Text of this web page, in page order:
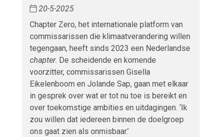
20-5-2025
Chapter Zero, het internationale platform van
commissarissen die klimaatverandering willen
tegengaan, heeft sinds 2023 een Nederlandse
chapter. De scheidende en komende
voorzitter, commissarissen Gisella
Eikelenboom en Jolande Sap, gaan met elkaar
in gesprek over wat er tot nu toe is bereikt en
over toekomstige ambities en uitdagingen. ‘Ik
zou willen dat iedereen binnen de doelgroep
ons gaat zien als onmisbaar.’